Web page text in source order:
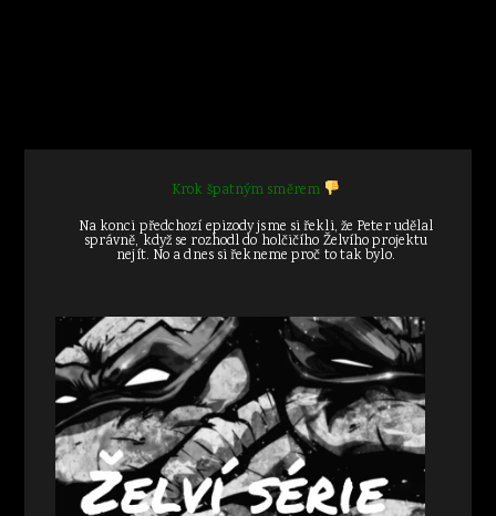
Krok špatným směrem
Na konci předchozí epizody jsme si řekli, že Peter udělal
správně, když se rozhodl do holčičího Želvího projektu
nejít. No a dnes si řekneme proč to tak bylo.